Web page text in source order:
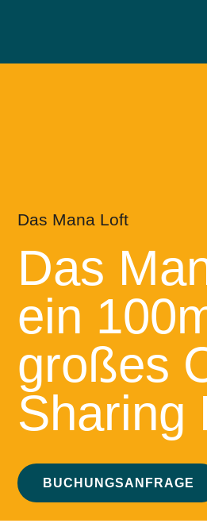
Das Mana Loft
Das
ein
großes
Sharing
BUCHUNGSANFRAGE